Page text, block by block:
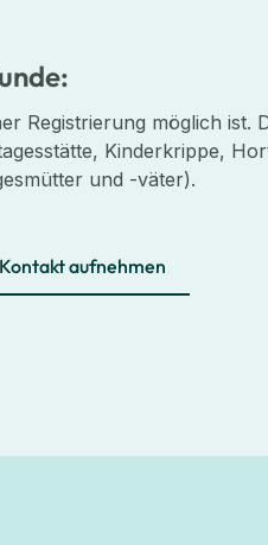
Registrierung möglich ist.
Kinderkrippe,
und -väter).
Kontakt aufnehmen